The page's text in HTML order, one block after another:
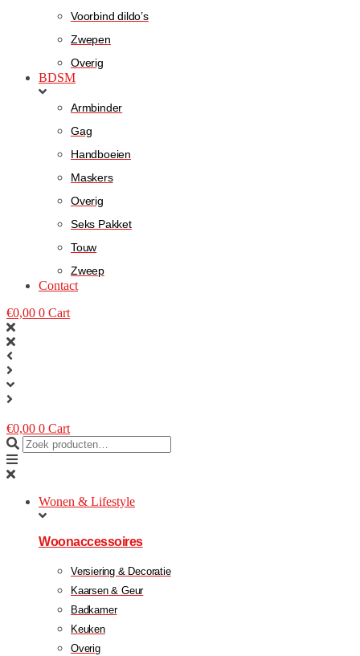
Voorbind dildo’s
Zwepen
Overig
BDSM
Armbinder
Gag
Handboeien
Maskers
Overig
Seks Pakket
Touw
Zweep
Contact
€0,00 0 Cart
€0,00 0 Cart
Wonen & Lifestyle
Woonaccessoires
Versiering & Decoratie
Kaarsen & Geur
Badkamer
Keuken
Overig